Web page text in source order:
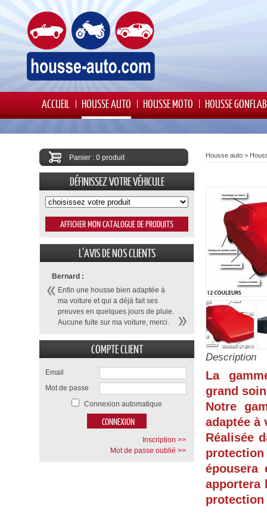
ACCUEIL HOUSSE AUTO HOUSSE MOTO HOUSSE
Housse auto >
Description
La
grand
Notre
adaptée à
Réalisée
épousera
apportera
protection
Panier : 0 produit
DÉFINISSEZ VOTRE VÉHICULE
L'AVIS DE NOS CLIENTS
Bernard :
Enfin une housse bien adaptée à
ma voiture et qui a déjà fait ses
preuves en quelques jours de pluie.
Aucune fuite sur ma voiture, merci.
COMPTE CLIENT
Email
Mot de passe
Connexion automatique
Inscription >>
Mot de passe oublié >>